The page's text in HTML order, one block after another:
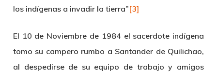
los indígenas a invadir la tierra”[3]
El 10 de Noviembre de 1984 el sacerdote indígena
tomo su campero rumbo a Santander de Quilichao,
al despedirse de su equipo de trabajo y amigos